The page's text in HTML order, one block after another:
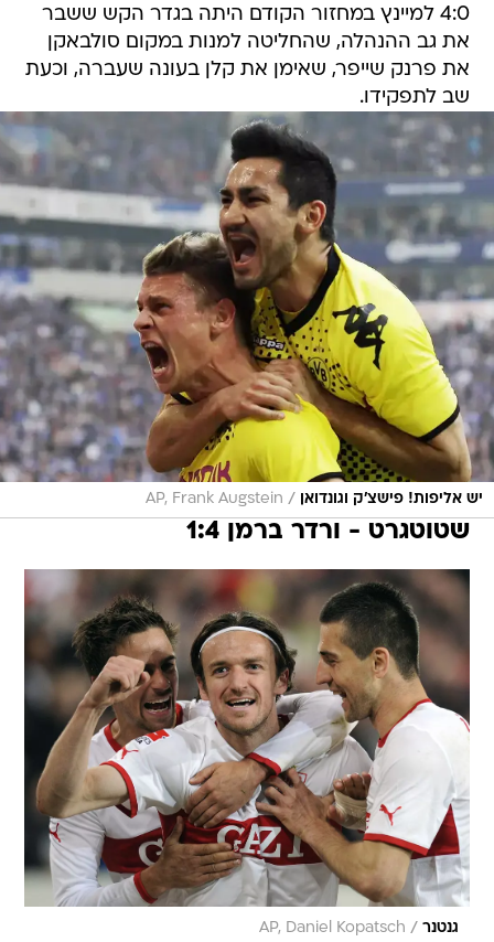
4:0 למיינץ במחזור הקודם היתה בגדר הקש ששבר
את גב ההנהלה, שהחליטה למנות במקום סולבאקן
את פרנק שייפר, שאימן את קלן בעונה שעברה, וכעת
שב לתפקידו.
יש אליפות! פישצ'ק וגונדואן /
AP, Frank Augstein
שטוטגרט - ורדר ברמן 1:4
גנטנר /
AP, Daniel Kopatsch